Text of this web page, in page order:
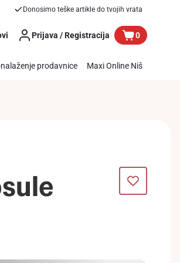
Donosimo teške artikle do tvojih vrata
Prijava / Registracija 0
prodavnice Maxi Online Niš